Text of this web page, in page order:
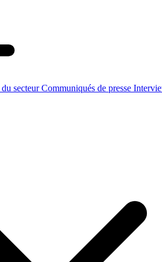
secteurCommuniqués de presse